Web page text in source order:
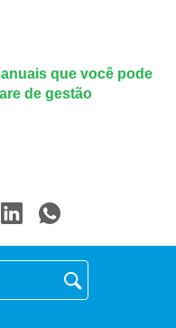
que você pode
de gestão